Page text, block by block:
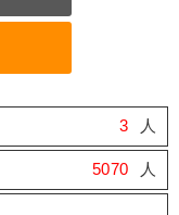
3 人
5070 人